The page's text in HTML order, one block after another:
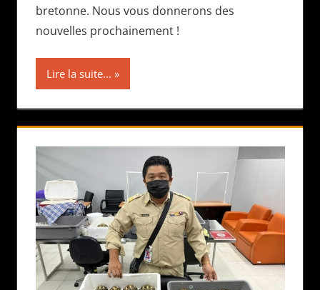
bretonne. Nous vous donnerons des
nouvelles prochainement !
Lire la suite...